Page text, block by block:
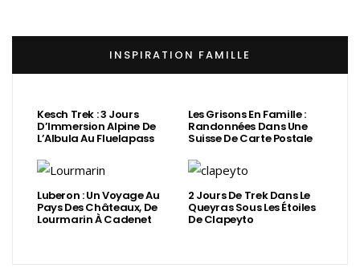
INSPIRATION FAMILLE
Kesch Trek : 3 Jours
D’Immersion Alpine De
L’Albula Au Fluelapass
Les Grisons En Famille :
Randonnées Dans Une
Suisse De Carte Postale
Luberon : Un Voyage Au
Pays Des Châteaux, De
Lourmarin À Cadenet
2 Jours De Trek Dans Le
Queyras Sous Les Étoiles
De Clapeyto